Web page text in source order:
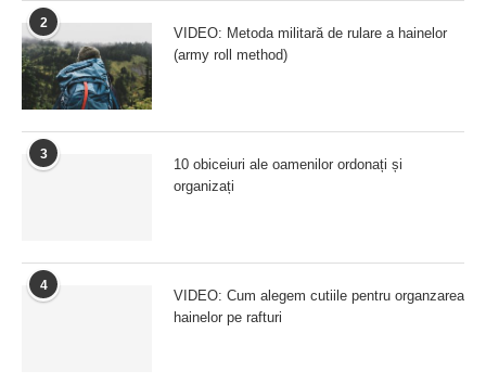
2
VIDEO: Metoda militară de rulare a hainelor
(army roll method)
3
10 obiceiuri ale oamenilor ordonați și
organizați
4
VIDEO: Cum alegem cutiile pentru organzarea
hainelor pe rafturi